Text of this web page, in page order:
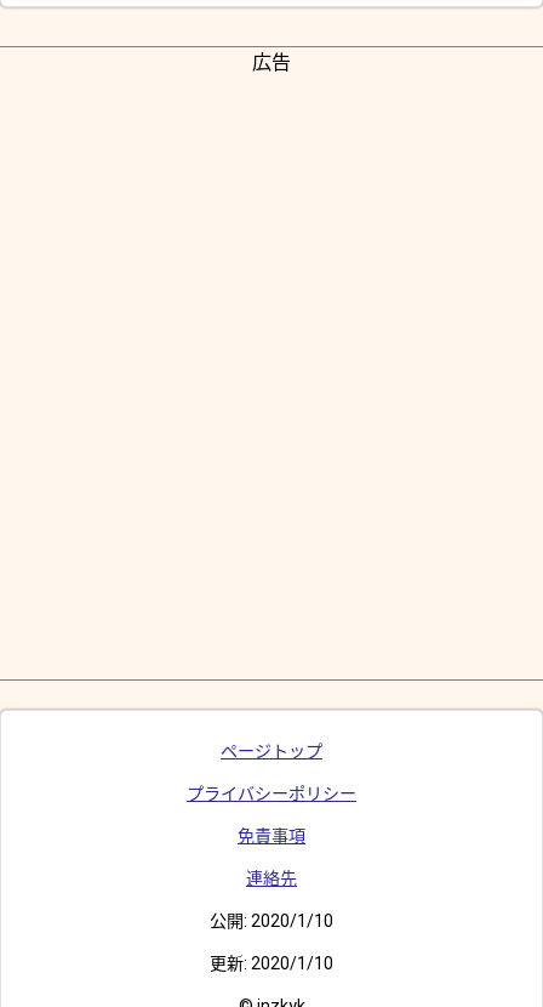
広告
ページトップ
プライバシーポリシー
免責事項
連絡先
公開: 2020/1/10
更新: 2020/1/10